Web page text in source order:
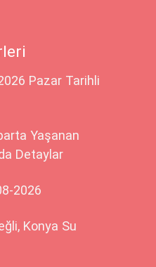
Pazar Tarihli
Yaşanan
Detaylar
2026
Konya Su